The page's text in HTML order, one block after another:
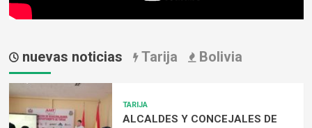
nuevas noticias Tarija Bolivia
TARIJA
ALCALDES Y CONCEJALES DE